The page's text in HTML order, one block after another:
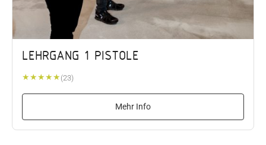
LEHRGANG 1 PISTOLE
★★★★★ (23)
Mehr Info